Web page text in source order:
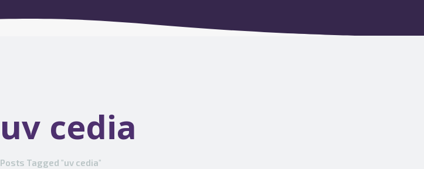
uv cedia
Posts Tagged "uv cedia"